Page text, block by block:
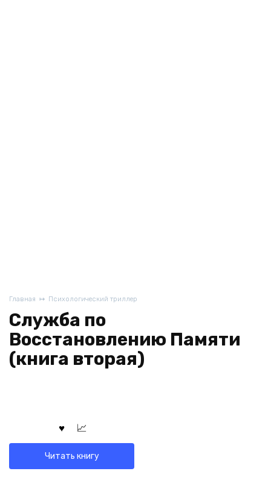
Главная Психологический триллер
Служба по
Восстановлению Памяти
(книга вторая)
Читать книгу